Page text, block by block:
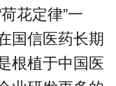
花定律”一
国信医药长期
根植于中国医